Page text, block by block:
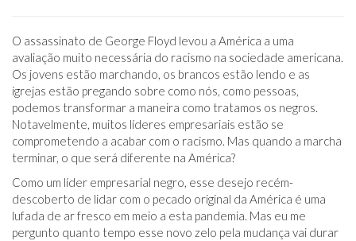
O assassinato de George Floyd levou a América a uma
avaliação muito necessária do racismo na sociedade americana.
Os jovens estão marchando, os brancos estão lendo e as
igrejas estão pregando sobre como nós, como pessoas,
podemos transformar a maneira como tratamos os negros.
Notavelmente, muitos líderes empresariais estão se
comprometendo a acabar com o racismo. Mas quando a marcha
terminar, o que será diferente na América?
Como um líder empresarial negro, esse desejo recém-
descoberto de lidar com o pecado original da América é uma
lufada de ar fresco em meio a esta pandemia. Mas eu me
pergunto quanto tempo esse novo zelo pela mudança vai durar